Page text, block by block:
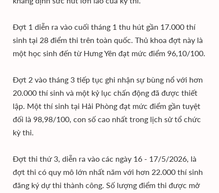
Đợt 1 diễn ra vào cuối tháng 1 thu hút gần 17.000 thí
sinh tại 28 điểm thi trên toàn quốc. Thủ khoa đợt này là
một học sinh đến từ Hưng Yên đạt mức điểm 96,10/100.
Đợt 2 vào tháng 3 tiếp tục ghi nhận sự bùng nổ với hơn
20.000 thí sinh và một kỷ lục chấn động đã được thiết
lập. Một thí sinh tại Hải Phòng đạt mức điểm gần tuyệt
đối là 98,98/100, con số cao nhất trong lịch sử tổ chức
kỳ thi.
Đợt thi thứ 3, diễn ra vào các ngày 16 - 17/5/2026, là
đợt thi có quy mô lớn nhất năm với hơn 22.000 thí sinh
đăng ký dự thi thành công. Số lượng điểm thi được mở